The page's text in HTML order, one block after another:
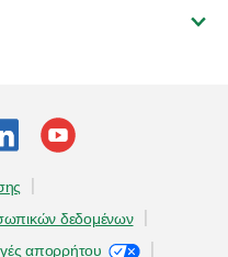
δεδομένων
απορρήτου